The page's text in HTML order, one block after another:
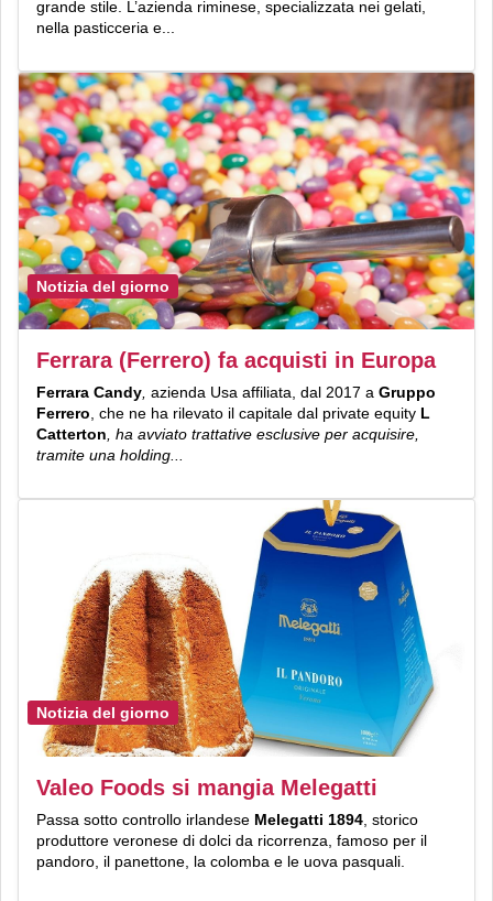
grande stile. L’azienda riminese, specializzata nei gelati,
nella pasticceria e...
Notizia del giorno
Ferrara (Ferrero) fa acquisti in Europa
Ferrara Candy azienda Usa affiliata, dal 2017 a Gruppo
Ferrero , che ne ha rilevato il capitale dal private equity L
Catterton , ha avviato trattative esclusive per acquisire,
tramite una holding...
Notizia del giorno
Valeo Foods si mangia Melegatti
Passa sotto controllo irlandese Melegatti 1894 , storico
produttore veronese di dolci da ricorrenza, famoso per il
pandoro, il panettone, la colomba e le uova pasquali.